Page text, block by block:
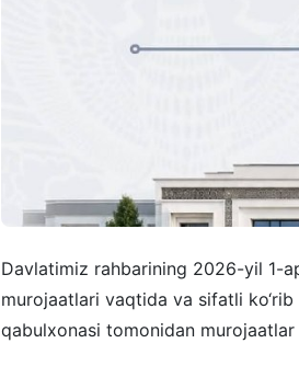
Davlatimiz rahbarining 2026-yil 1-
murojaatlari vaqtida va sifatli
qabulxonasi tomonidan murojaatlar